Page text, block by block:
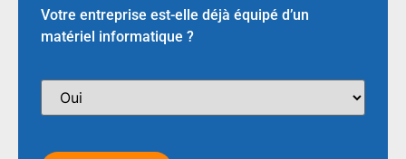
Votre entreprise est-elle déjà équipé d’un
matériel informatique ?